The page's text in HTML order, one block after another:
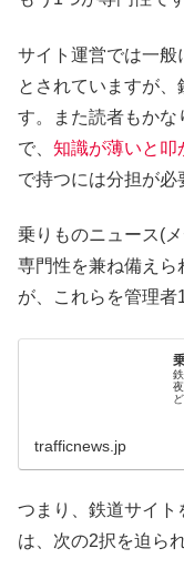
サイト運営では一般
とされていますが、
す。また読者もかな
で、 知識が薄いと叩
で持つには分担が必
乗りものニュース(
専門性を兼ね備えら
が、これらを管理者
trafficnews.jp
つまり、鉄道サイト
は、次の2択を迫ら